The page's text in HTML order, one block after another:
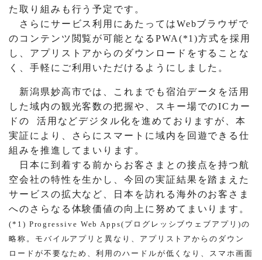
た取り組みも行う予定です。
さらにサービス利用にあたってはWebブラウザで
のコンテンツ閲覧が可能となるPWA(*1)方式を採用
し、アプリストアからのダウンロードをすることな
く、手軽にご利用いただけるようにしました。
新潟県妙高市では、これまでも宿泊データを活用
した域内の観光客数の把握や、スキー場でのICカー
ドの 活用などデジタル化を進めておりますが、本
実証により、さらにスマートに域内を回遊できる仕
組みを推進してまいります。
日本に到着する前からお客さまとの接点を持つ航
空会社の特性を生かし、今回の実証結果を踏まえた
サービスの拡大など、日本を訪れる海外のお客さま
へのさらなる体験価値の向上に努めてまいります。
(*1) Progressive Web Apps(プログレッシブウェブアプリ)の
略称。モバイルアプリと異なり、アプリストアからのダウン
ロードが不要なため、利用のハードルが低くなり、スマホ画面